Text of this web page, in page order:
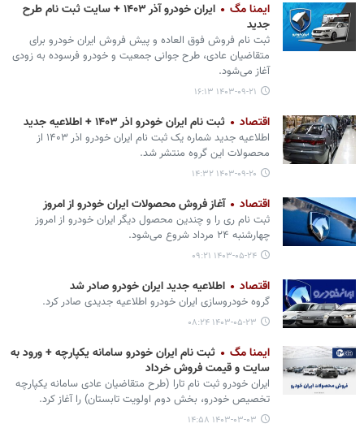
ایمنا مگ
ایران خودرو آذر ۱۴۰۳ + سایت ثبت نام طرح
جدید
ثبت نام فروش فوق العاده و پیش فروش ایران خودرو برای
متقاضیان عادی، طرح جوانی جمعیت و خودرو فرسوده به زودی
آغاز می‌شود.
۱۴۰۳-۰۹-۲۱ ۱۶:۱۳
اقتصاد ثبت نام ایران خودرو اذر ۱۴۰۳ + اطلاعیه جدید
اطلاعیه جدید شماره یک ثبت نام ایران خودرو اذر ۱۴۰۳ از
محصولات این گروه منتشر شد.
۱۴۰۳-۰۹-۲۰ ۱۴:۳۲
اقتصاد آغاز فروش محصولات ایران خودرو از امروز
ثبت نام ری را و چندین محصول دیگر ایران خودرو از امروز
چهارشنبه ۲۴ مرداد شروع می‌شود.
۱۴۰۳-۰۵-۲۴ ۰۹:۲۱
اقتصاد اطلاعیه جدید ایران خودرو صادر شد
گروه خودروسازی ایران خودرو اطلاعیه جدیدی صادر کرد.
۱۴۰۳-۰۵-۲۳ ۰۸:۲۴
ایمنا مگ
ثبت نام ایران خودرو سامانه یکپارچه + ورود به
سایت و قیمت فروش خرداد
ایران خودرو ثبت نام تارا (طرح متقاضیان عادی سامانه یکپارچه
تخصیص خودرو، بخش دوم اولویت تابستان) را آغاز کرد.
۱۴۰۳-۰۳-۰۳ ۱۴:۵۸